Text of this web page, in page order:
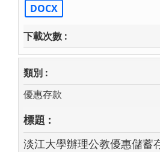
DOCX
優惠存款
淡江大學辦理公教優惠儲蓄